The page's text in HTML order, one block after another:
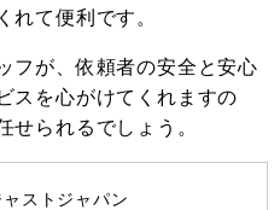
れて便利です。
フが、依頼者の安全と安心
スを心がけてくれますの
せられるでしょう。
ストジャパン